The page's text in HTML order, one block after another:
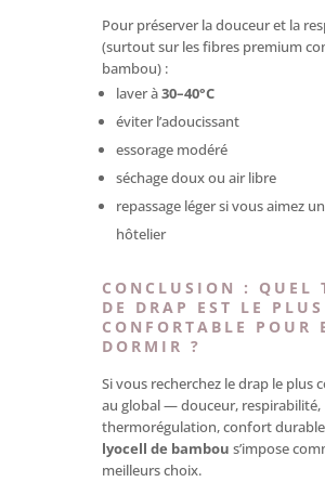
Pour préserver la douceur et la
(surtout sur les fibres premium
bambou) :
laver à30–40°C
éviter l’adoucissant
essorage modéré
séchage doux ou air libre
repassage léger si vous aimez
hôtelier
CONCLUSION : QUEL
DE DRAP EST LE PLUS
CONFORTABLE POUR
DORMIR ?
Si vous recherchez le drap le plus
au global — douceur, respirabilité,
thermorégulation, confort
lyocell de bambou s’impose
meilleurs choix.